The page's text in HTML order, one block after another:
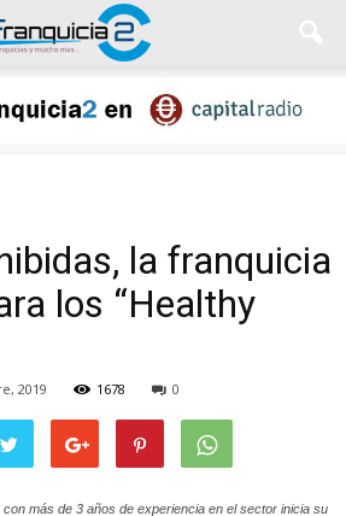
la franquicia
los “Healthy
2019 1678 0
más de 3 años de experiencia en el sector inicia su